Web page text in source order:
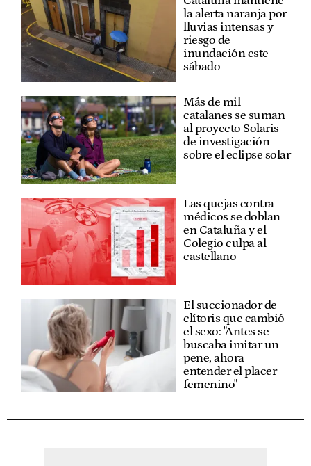
la alerta naranja por
lluvias intensas y
riesgo de
inundación este
sábado
Más de mil
catalanes se suman
al proyecto Solaris
de investigación
sobre el eclipse solar
Las quejas contra
médicos se doblan
en Cataluña y el
Colegio culpa al
castellano
El succionador de
clítoris que cambió
el sexo: "Antes se
buscaba imitar un
pene, ahora
entender el placer
femenino"